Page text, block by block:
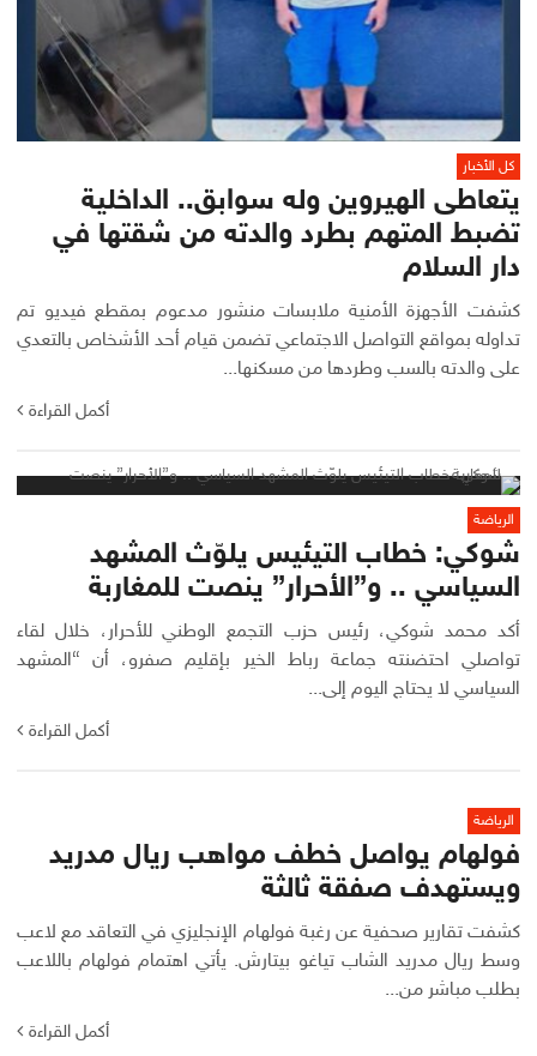
كل الأخبار
يتعاطى الهيروين وله سوابق.. الداخلية
تضبط المتهم بطرد والدته من شقتها في
دار السلام
كشفت الأجهزة الأمنية ملابسات منشور مدعوم بمقطع فيديو تم
تداوله بمواقع التواصل الاجتماعي تضمن قيام أحد الأشخاص بالتعدي
على والدته بالسب وطردها من مسكنها...
أكمل القراءة
الرياضة
شوكي: خطاب التيئيس يلوّث المشهد
السياسي .. و”الأحرار” ينصت للمغاربة
أكد محمد شوكي، رئيس حزب التجمع الوطني للأحرار، خلال لقاء
تواصلي احتضنته جماعة رباط الخير بإقليم صفرو، أن “المشهد
السياسي لا يحتاج اليوم إلى...
أكمل القراءة
الرياضة
فولهام يواصل خطف مواهب ريال مدريد
ويستهدف صفقة ثالثة
كشفت تقارير صحفية عن رغبة فولهام الإنجليزي في التعاقد مع لاعب
وسط ريال مدريد الشاب تياغو بيتارش. يأتي اهتمام فولهام باللاعب
بطلب مباشر من...
أكمل القراءة